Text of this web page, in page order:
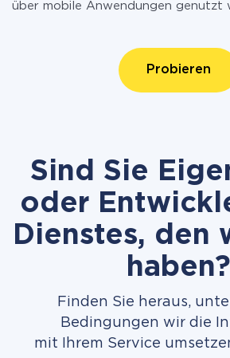
über mobile Anwendungen genutzt
Probieren
Sind Sie
oder
Dienstes, den
haben?
Finden Sie heraus,
Bedingungen wir die
mit Ihrem Service